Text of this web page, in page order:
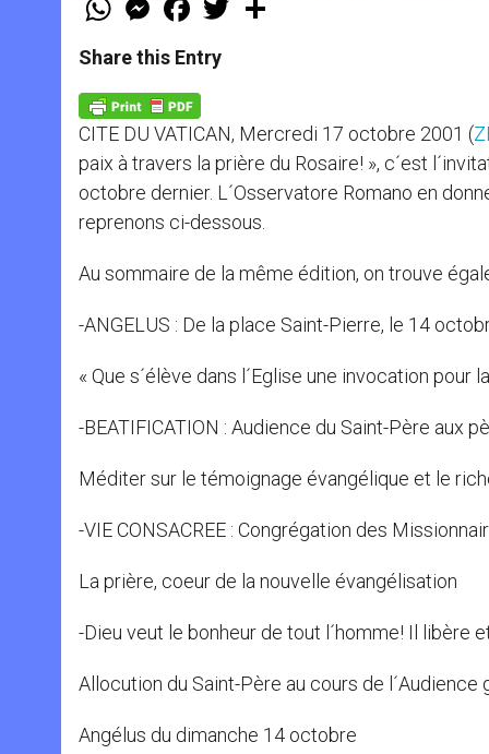
t
s
p
p
e
s
e
g
e
r
a
e
b
k
w
Share this Entry
CITE DU VATICAN, Mercredi 17 octobre 2001 (
paix à travers la prière du Rosaire! », c´est
octobre dernier. L´Osservatore Romano en
reprenons ci-dessous.
Au sommaire de la même édition, on trouve
-ANGELUS : De la place Saint-Pierre, le 14
« Que s´élève dans l´Eglise une invocation pour
-BEATIFICATION : Audience du Saint-Père aux
Méditer sur le témoignage évangélique et le
-VIE CONSACREE : Congrégation des
La prière, coeur de la nouvelle évangélisation
-Dieu veut le bonheur de tout l´homme! Il libère
Allocution du Saint-Père au cours de
Angélus du dimanche 14 octobre